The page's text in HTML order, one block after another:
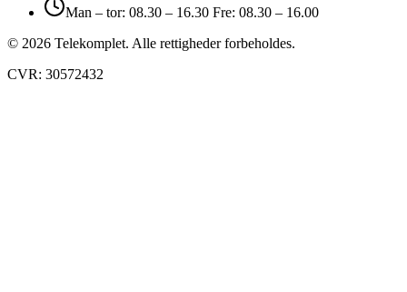
Man – tor: 08.30 – 16.30 Fre: 08.30 – 16.00
© 2026 Telekomplet. Alle rettigheder forbeholdes.
CVR: 30572432